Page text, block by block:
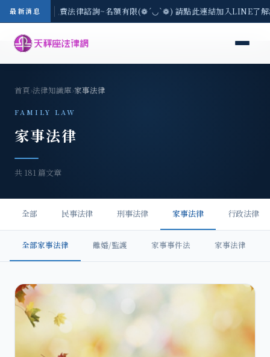
最新消息
一) 現場免費法律諮詢~名額有限(❁´◡`❁) 請點此連結加入LINE了解
首頁›法律知識庫›家事法律
FAMILY LAW
家事法律
共 181 篇文章
全部 民事法律 刑事法律 家事法律 行政法律
全部家事法律 離婚/監護 家事事件法 家事法律